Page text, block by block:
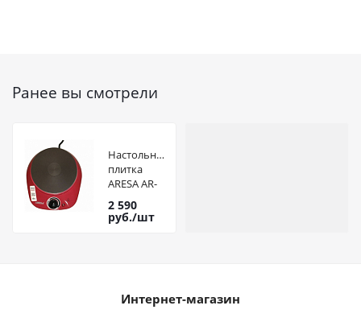
Ранее вы смотрели
Настольная
плитка
ARESA AR-
4701
2 590
руб./шт
Интернет-магазин